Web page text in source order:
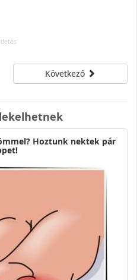
Következő
Hoztunk nektek pár